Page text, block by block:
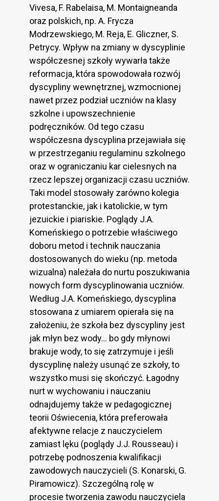
Vivesa, F. Rabelaisa, M. Montaigneanda
oraz polskich, np. A. Frycza
Modrzewskiego, M. Reja, E. Gliczner, S.
Petrycy. Wpływ na zmiany w dyscyplinie
współczesnej szkoły wywarła także
reformacja, która spowodowała rozwój
dyscypliny wewnętrznej, wzmocnionej
nawet przez podział uczniów na klasy
szkolne i upowszechnienie
podręczników. Od tego czasu
współczesna dyscyplina przejawiała się
w przestrzeganiu regulaminu szkolnego
oraz w ograniczaniu kar cielesnych na
rzecz lepszej organizacji czasu uczniów.
Taki model stosowały zarówno kolegia
protestanckie, jak i katolickie, w tym
jezuickie i piariskie. Poglądy J.A.
Komeńskiego o potrzebie właściwego
doboru metod i technik nauczania
dostosowanych do wieku (np. metoda
wizualna) należała do nurtu poszukiwania
nowych form dyscyplinowania uczniów.
Według J.A. Komeńskiego, dyscyplina
stosowana z umiarem opierała się na
założeniu, że szkoła bez dyscypliny jest
jak młyn bez wody… bo gdy młynowi
brakuje wody, to się zatrzymuje i jeśli
dyscyplinę należy usunąć ze szkoły, to
wszystko musi się skończyć. Łagodny
nurt w wychowaniu i nauczaniu
odnajdujemy także w pedagogicznej
teorii Oświecenia, która preferowała
afektywne relacje z nauczycielem
zamiast lęku (poglądy J.J. Rousseau) i
potrzebę podnoszenia kwalifikacji
zawodowych nauczycieli (S. Konarski, G.
Piramowicz). Szczególną rolę w
procesie tworzenia zawodu nauczyciela